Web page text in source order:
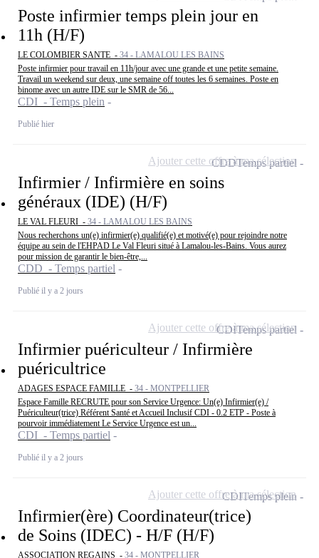
Poste infirmier temps plein jour en
11h (H/F)
LE COLOMBIER SANTE - 34 - LAMALOU LES BAINS
Poste infirmier pour travail en 11h/jour avec une grande et une petite semaine.
Travail un weekend sur deux, une semaine off toutes les 6 semaines. Poste en
binome avec un autre IDE sur le SMR de 56...
CDI - Temps plein
Publié hier
Infirmier / Infirmière en soins
généraux (IDE) (H/F)
LE VAL FLEURI - 34 - LAMALOU LES BAINS
Nous recherchons un(e) infirmier(e) qualifié(e) et motivé(e) pour rejoindre notre
équipe au sein de l'EHPAD Le Val Fleuri situé à Lamalou-les-Bains. Vous aurez
pour mission de garantir le bien-être,...
CDD - Temps partiel
Publié il y a 2 jours
CDDTemps partiel
Ajouter cette offre à ma sélection
Infirmier puériculteur / Infirmière
puéricultrice
ADAGES ESPACE FAMILLE - 34 - MONTPELLIER
Espace Famille RECRUTE pour son Service Urgence: Un(e) Infirmier(e) /
Puériculteur(trice) Référent Santé et Accueil Inclusif CDI - 0.2 ETP - Poste à
pourvoir immédiatement Le Service Urgence est un...
CDI - Temps partiel
Publié il y a 2 jours
CDITemps partiel
Ajouter cette offre à ma sélection
Infirmier(ère) Coordinateur(trice)
de Soins (IDEC) - H/F (H/F)
ASSOCIATION REGAINS - 34 - MONTPELLIER
CDITemps plein
Ajouter cette offre à ma sélection